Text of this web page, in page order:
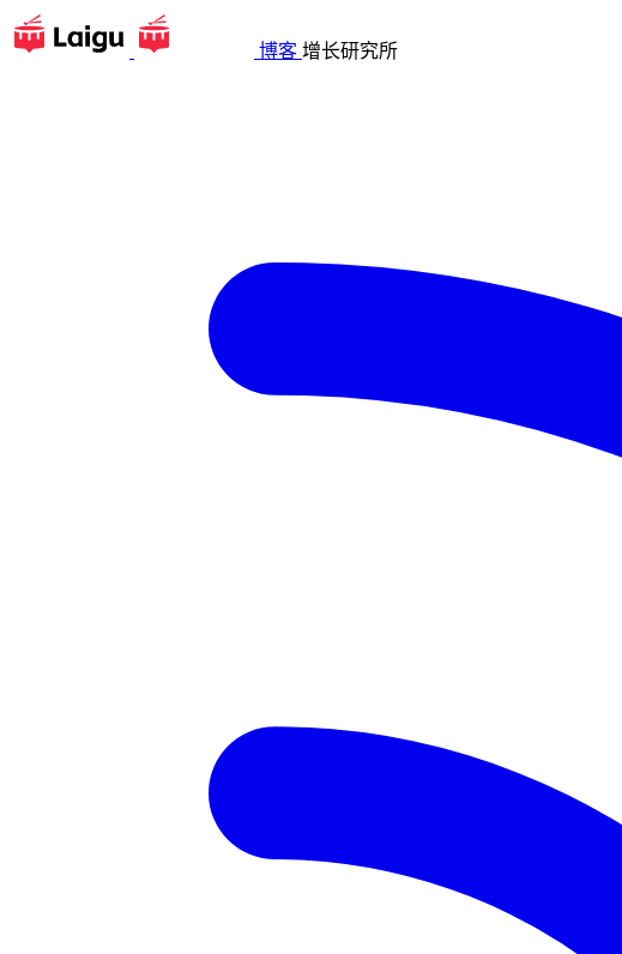
博客 增长研究所